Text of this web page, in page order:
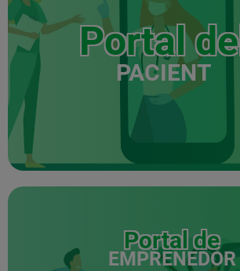
Portal del
PACIENT
Portal de
EMPRENEDOR